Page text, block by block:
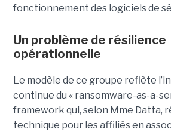
fonctionnement des logiciels de
Un problème de résilience
opérationnelle
Le modèle de ce groupe reflète
continue du « ransomware-as-a-
framework qui, selon Mme Datta,
technique pour les affiliés en